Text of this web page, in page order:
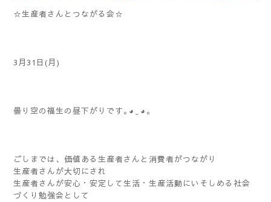
☆生産者さんとつながる会☆
3月31日(月)
曇り空の福生の昼下がりです｡⁠◕⁠‿⁠◕⁠｡
ごしまでは、価値ある生産者さんと消費者がつながり
生産者さんが大切にされ
生産者さんが安心・安定して生活・生産活動にいそしめる社会
づくり勉強会として